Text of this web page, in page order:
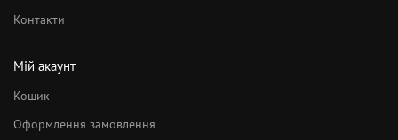
Контакти
Мій акаунт
Кошик
Оформлення замовлення